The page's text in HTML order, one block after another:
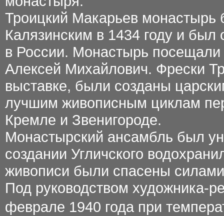
Троицкий Макарьев
Калязинским в 1434 году и
в России. Монастырь
Алексей Михайлович. Фрески
выставке, были созданы
лучшим живописным циклам
Кремле и Звенигороде.
Монастырский ансамбль был
создании Угличского
живописи были спасены
Под руководством художника-
феврале 1940 года при